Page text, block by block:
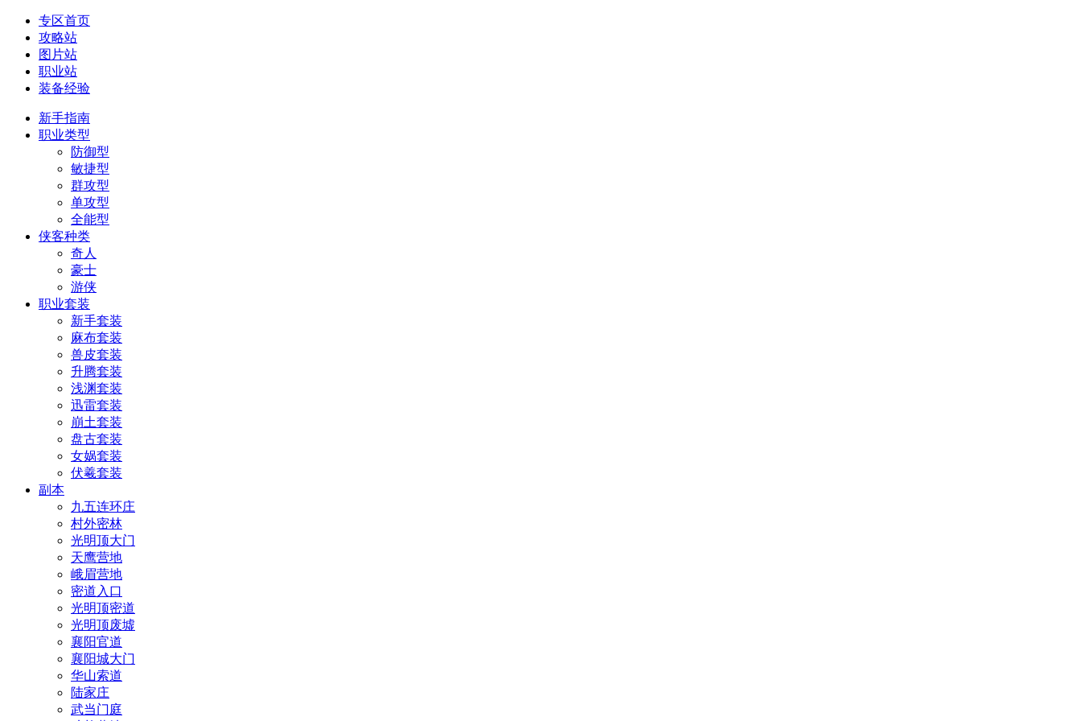
专区首页
攻略站
图片站
职业站
装备经验
新手指南
职业类型
防御型
敏捷型
群攻型
单攻型
全能型
侠客种类
奇人
豪士
游侠
职业套装
新手套装
麻布套装
兽皮套装
升腾套装
浅渊套装
迅雷套装
崩土套装
盘古套装
女娲套装
伏羲套装
副本
九五连环庄
村外密林
光明顶大门
天鹰营地
峨眉营地
密道入口
光明顶密道
光明顶废墟
襄阳官道
襄阳城大门
华山索道
陆家庄
武当门庭